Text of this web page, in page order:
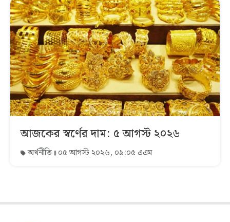
আজকের স্বর্ণের দাম: ৫ আগস্ট ২০২৬
অর্থনীতি ০৫ আগস্ট ২০২৬, ০৯:০৫ এএম